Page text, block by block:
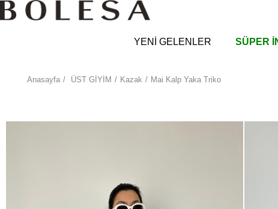
YENİ GELENLER SÜPER
Anasayfa ÜST GİYİM Kazak Mai Kalp Yaka Triko